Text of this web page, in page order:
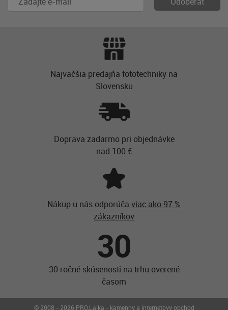
Najvačšia predajňa fototechniky na
Slovensku
Doprava zadarmo pri objednávke
nad 100 €
Nákup u nás odporúča viac ako 97 %
zákazníkov
30
30 ročné skúsenosti na trhu overené
časom
© 2008 - 2026 PRO.Laika - kamenný a internetový obchod